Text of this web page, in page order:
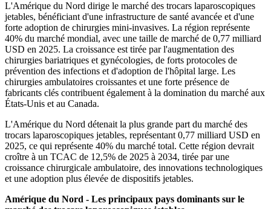
L'Amérique du Nord dirige le marché des trocars laparoscopiques
jetables, bénéficiant d'une infrastructure de santé avancée et d'une
forte adoption de chirurgies mini-invasives. La région représente
40% du marché mondial, avec une taille de marché de 0,77 milliard
USD en 2025. La croissance est tirée par l'augmentation des
chirurgies bariatriques et gynécologies, de forts protocoles de
prévention des infections et d'adoption de l'hôpital large. Les
chirurgies ambulatoires croissantes et une forte présence de
fabricants clés contribuent également à la domination du marché aux
États-Unis et au Canada.
L'Amérique du Nord détenait la plus grande part du marché des
trocars laparoscopiques jetables, représentant 0,77 milliard USD en
2025, ce qui représente 40% du marché total. Cette région devrait
croître à un TCAC de 12,5% de 2025 à 2034, tirée par une
croissance chirurgicale ambulatoire, des innovations technologiques
et une adoption plus élevée de dispositifs jetables.
Amérique du Nord - Les principaux pays dominants sur le